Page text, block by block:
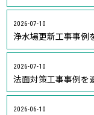
2026-07-10
浄水場更新工事事例
2026-07-10
法面対策工事事例を
2026-06-10